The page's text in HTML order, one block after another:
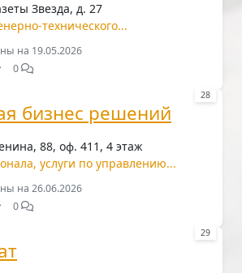
Звезда, д. 27
технического...
на 19.05.2026
0
28
бизнес решений
88, оф. 411, 4 этаж
услуги по управлению...
на 26.06.2026
0
29